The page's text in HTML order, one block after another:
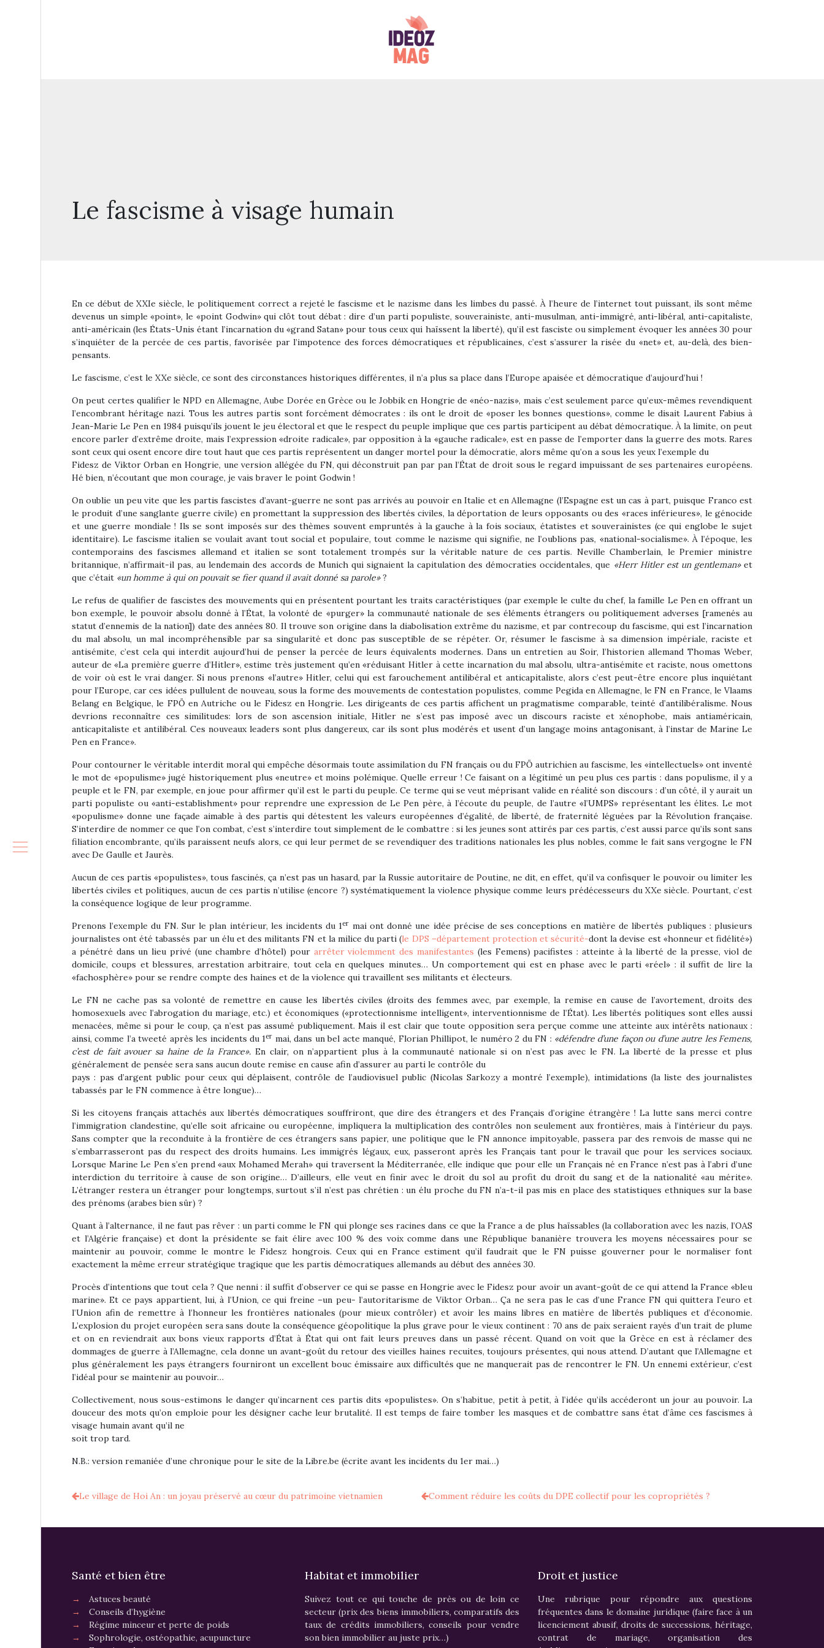
Le fascisme à visage humain
En ce début de XXIe siècle, le politiquement correct a rejeté le fascisme et le nazisme dans les limbes du passé. À l’heure de l’internet tout puissant, ils sont même
devenus un simple «point», le «point Godwin» qui clôt tout débat : dire d’un parti populiste, souverainiste, anti-musulman, anti-immigré, anti-libéral, anti-capitaliste,
anti-américain (les États-Unis étant l’incarnation du «grand Satan» pour tous ceux qui haïssent la liberté), qu’il est fasciste ou simplement évoquer les années 30 pour
s’inquiéter de la percée de ces partis, favorisée par l’impotence des forces démocratiques et républicaines, c’est s’assurer la risée du «net» et, au-delà, des bien-
pensants.
Le fascisme, c’est le XXe siècle, ce sont des circonstances historiques différentes, il n’a plus sa place dans l’Europe apaisée et démocratique d’aujourd’hui !
On peut certes qualifier le NPD en Allemagne, Aube Dorée en Grèce ou le Jobbik en Hongrie de «néo-nazis», mais c’est seulement parce qu’eux-mêmes revendiquent
l’encombrant héritage nazi. Tous les autres partis sont forcément démocrates : ils ont le droit de «poser les bonnes questions», comme le disait Laurent Fabius à
Jean-Marie Le Pen en 1984 puisqu’ils jouent le jeu électoral et que le respect du peuple implique que ces partis participent au débat démocratique. À la limite, on peut
encore parler d’extrême droite, mais l’expression «droite radicale», par opposition à la «gauche radicale», est en passe de l’emporter dans la guerre des mots. Rares
sont ceux qui osent encore dire tout haut que ces partis représentent un danger mortel pour la démocratie, alors même qu’on a sous les yeux l’exemple du
Fidesz de Viktor Orban en Hongrie, une version allégée du FN, qui déconstruit pan par pan l’État de droit sous le regard impuissant de ses partenaires européens.
Hé bien, n’écoutant que mon courage, je vais braver le point Godwin !
On oublie un peu vite que les partis fascistes d’avant-guerre ne sont pas arrivés au pouvoir en Italie et en Allemagne (l’Espagne est un cas à part, puisque Franco est
le produit d’une sanglante guerre civile) en promettant la suppression des libertés civiles, la déportation de leurs opposants ou des «races inférieures», le génocide
et une guerre mondiale ! Ils se sont imposés sur des thèmes souvent empruntés à la gauche à la fois sociaux, étatistes et souverainistes (ce qui englobe le sujet
identitaire). Le fascisme italien se voulait avant tout social et populaire, tout comme le nazisme qui signifie, ne l’oublions pas, «national-socialisme». À l’époque, les
contemporains des fascismes allemand et italien se sont totalement trompés sur la véritable nature de ces partis. Neville Chamberlain, le Premier ministre
britannique, n’affirmait-il pas, au lendemain des accords de Munich qui signaient la capitulation des démocraties occidentales, que «Herr Hitler est un gentleman»et
que c’était «un homme à qui on pouvait se fier quand il avait donné sa parole»?
Le refus de qualifier de fascistes des mouvements qui en présentent pourtant les traits caractéristiques (par exemple le culte du chef, la famille Le Pen en offrant un
bon exemple, le pouvoir absolu donné à l’État, la volonté de «purger» la communauté nationale de ses éléments étrangers ou politiquement adverses [ramenés au
statut d’ennemis de la nation]) date des années 80. Il trouve son origine dans la diabolisation extrême du nazisme, et par contrecoup du fascisme, qui est l’incarnation
du mal absolu, un mal incompréhensible par sa singularité et donc pas susceptible de se répéter. Or, résumer le fascisme à sa dimension impériale, raciste et
antisémite, c’est cela qui interdit aujourd’hui de penser la percée de leurs équivalents modernes. Dans un entretien au Soir, l’historien allemand Thomas Weber,
auteur de «La première guerre d’Hitler», estime très justement qu’en «réduisant Hitler à cette incarnation du mal absolu, ultra-antisémite et raciste, nous omettons
de voir où est le vrai danger. Si nous prenons «l’autre» Hitler, celui qui est farouchement antilibéral et anticapitaliste, alors c’est peut-être encore plus inquiétant
pour l’Europe, car ces idées pullulent de nouveau, sous la forme des mouvements de contestation populistes, comme Pegida en Allemagne, le FN en France, le Vlaams
Belang en Belgique, le FPÖ en Autriche ou le Fidesz en Hongrie. Les dirigeants de ces partis affichent un pragmatisme comparable, teinté d’antilibéralisme. Nous
devrions reconnaître ces similitudes: lors de son ascension initiale, Hitler ne s’est pas imposé avec un discours raciste et xénophobe, mais antiaméricain,
anticapitaliste et antilibéral. Ces nouveaux leaders sont plus dangereux, car ils sont plus modérés et usent d’un langage moins antagonisant, à l’instar de Marine Le
Pen en France».
Pour contourner le véritable interdit moral qui empêche désormais toute assimilation du FN français ou du FPÖ autrichien au fascisme, les «intellectuels» ont inventé
le mot de «populisme» jugé historiquement plus «neutre» et moins polémique. Quelle erreur ! Ce faisant on a légitimé un peu plus ces partis : dans populisme, il y a
peuple et le FN, par exemple, en joue pour affirmer qu’il est le parti du peuple. Ce terme qui se veut méprisant valide en réalité son discours : d’un côté, il y aurait un
parti populiste ou «anti-establishment» pour reprendre une expression de Le Pen père, à l’écoute du peuple, de l’autre «l’UMPS» représentant les élites. Le mot
«populisme» donne une façade aimable à des partis qui détestent les valeurs européennes d’égalité, de liberté, de fraternité léguées par la Révolution française.
S’interdire de nommer ce que l’on combat, c’est s’interdire tout simplement de le combattre : si les jeunes sont attirés par ces partis, c’est aussi parce qu’ils sont sans
filiation encombrante, qu’ils paraissent neufs alors, ce qui leur permet de se revendiquer des traditions nationales les plus nobles, comme le fait sans vergogne le FN
avec De Gaulle et Jaurès.
Aucun de ces partis «populistes», tous fascinés, ça n’est pas un hasard, par la Russie autoritaire de Poutine, ne dit, en effet, qu’il va confisquer le pouvoir ou limiter les
libertés civiles et politiques, aucun de ces partis n’utilise (encore ?) systématiquement la violence physique comme leurs prédécesseurs du XXe siècle. Pourtant, c’est
la conséquence logique de leur programme.
Prenons l’exemple du FN. Sur le plan intérieur, les incidents du 1er mai ont donné une idée précise de ses conceptions en matière de libertés publiques : plusieurs
journalistes ont été tabassés par un élu et des militants FN et la milice du parti (le DPS –département protection et sécurité-dont la devise est «honneur et fidélité»)
a pénétré dans un lieu privé (une chambre d’hôtel) pour arrêter violemment des manifestantes (les Femens) pacifistes : atteinte à la liberté de la presse, viol de
domicile, coups et blessures, arrestation arbitraire, tout cela en quelques minutes… Un comportement qui est en phase avec le parti «réel» : il suffit de lire la
«fachosphère» pour se rendre compte des haines et de la violence qui travaillent ses militants et électeurs.
Le FN ne cache pas sa volonté de remettre en cause les libertés civiles (droits des femmes avec, par exemple, la remise en cause de l’avortement, droits des
homosexuels avec l’abrogation du mariage, etc.) et économiques («protectionnisme intelligent», interventionnisme de l’État). Les libertés politiques sont elles aussi
menacées, même si pour le coup, ça n’est pas assumé publiquement. Mais il est clair que toute opposition sera perçue comme une atteinte aux intérêts nationaux :
ainsi, comme l’a tweeté après les incidents du 1er mai, dans un bel acte manqué, Florian Phillipot, le numéro 2 du FN : «défendre d’une façon ou d’une autre les Femens,
c’est de fait avouer sa haine de la France». En clair, on n’appartient plus à la communauté nationale si on n’est pas avec le FN. La liberté de la presse et plus
généralement de pensée sera sans aucun doute remise en cause afin d’assurer au parti le contrôle du
pays : pas d’argent public pour ceux qui déplaisent, contrôle de l’audiovisuel public (Nicolas Sarkozy a montré l’exemple), intimidations (la liste des journalistes
tabassés par le FN commence à être longue)…
Si les citoyens français attachés aux libertés démocratiques souffriront, que dire des étrangers et des Français d’origine étrangère ! La lutte sans merci contre
l’immigration clandestine, qu’elle soit africaine ou européenne, impliquera la multiplication des contrôles non seulement aux frontières, mais à l’intérieur du pays.
Sans compter que la reconduite à la frontière de ces étrangers sans papier, une politique que le FN annonce impitoyable, passera par des renvois de masse qui ne
s’embarrasseront pas du respect des droits humains. Les immigrés légaux, eux, passeront après les Français tant pour le travail que pour les services sociaux.
Lorsque Marine Le Pen s’en prend «aux Mohamed Merah» qui traversent la Méditerranée, elle indique que pour elle un Français né en France n’est pas à l’abri d’une
interdiction du territoire à cause de son origine… D’ailleurs, elle veut en finir avec le droit du sol au profit du droit du sang et de la nationalité «au mérite».
L’étranger restera un étranger pour longtemps, surtout s’il n’est pas chrétien : un élu proche du FN n’a-t-il pas mis en place des statistiques ethniques sur la base
des prénoms (arabes bien sûr) ?
Quant à l’alternance, il ne faut pas rêver : un parti comme le FN qui plonge ses racines dans ce que la France a de plus haïssables (la collaboration avec les nazis, l’OAS
et l’Algérie française) et dont la présidente se fait élire avec 100 % des voix comme dans une République bananière trouvera les moyens nécessaires pour se
maintenir au pouvoir, comme le montre le Fidesz hongrois. Ceux qui en France estiment qu’il faudrait que le FN puisse gouverner pour le normaliser font
exactement la même erreur stratégique tragique que les partis démocratiques allemands au début des années 30.
Procès d’intentions que tout cela ? Que nenni : il suffit d’observer ce qui se passe en Hongrie avec le Fidesz pour avoir un avant-goût de ce qui attend la France «bleu
marine». Et ce pays appartient, lui, à l’Union, ce qui freine –un peu- l’autoritarisme de Viktor Orban… Ça ne sera pas le cas d’une France FN qui quittera l’euro et
l’Union afin de remettre à l’honneur les frontières nationales (pour mieux contrôler) et avoir les mains libres en matière de libertés publiques et d’économie.
L’explosion du projet européen sera sans doute la conséquence géopolitique la plus grave pour le vieux continent : 70 ans de paix seraient rayés d’un trait de plume
et on en reviendrait aux bons vieux rapports d’État à État qui ont fait leurs preuves dans un passé récent. Quand on voit que la Grèce en est à réclamer des
dommages de guerre à l’Allemagne, cela donne un avant-goût du retour des vieilles haines recuites, toujours présentes, qui nous attend. D’autant que l’Allemagne et
plus généralement les pays étrangers fourniront un excellent bouc émissaire aux difficultés que ne manquerait pas de rencontrer le FN. Un ennemi extérieur, c’est
l’idéal pour se maintenir au pouvoir…
Collectivement, nous sous-estimons le danger qu’incarnent ces partis dits «populistes». On s’habitue, petit à petit, à l’idée qu’ils accéderont un jour au pouvoir. La
douceur des mots qu’on emploie pour les désigner cache leur brutalité. Il est temps de faire tomber les masques et de combattre sans état d’âme ces fascismes à
visage humain avant qu’il ne
soit trop tard.
N.B.: version remaniée d’une chronique pour le site de la Libre.be (écrite avant les incidents du 1er mai…)
Le village de Hoi An : un joyau préservé au cœur du patrimoine vietnamien Comment réduire les coûts du DPE collectif pour les copropriétés ?
Santé et bien être
→
Astuces beauté
→
Conseils d’hygiène
→
Régime minceur et perte de poids
→
Sophrologie, ostéopathie, acupuncture
Habitat et immobilier
Suivez tout ce qui touche de près ou de loin ce
secteur (prix des biens immobiliers, comparatifs des
taux de crédits immobiliers, conseils pour vendre
son bien immobilier au juste prix…)
Droit et justice
Une rubrique pour répondre aux questions
fréquentes dans le domaine juridique (faire face à un
licenciement abusif, droits de successions, héritage,
contrat de mariage, organisation des